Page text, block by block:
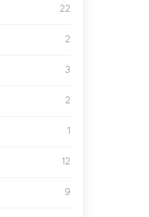
22
2
3
2
1
12
9